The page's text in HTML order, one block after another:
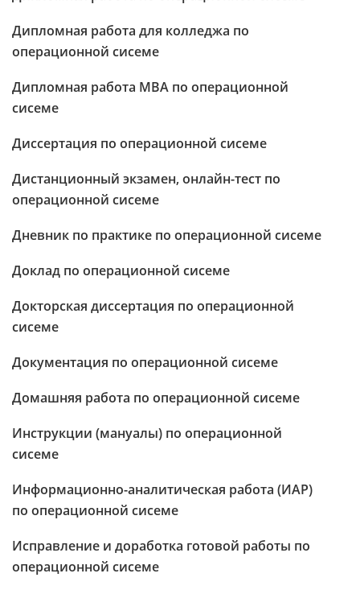
Дипломная работа для колледжа по
операционной сисеме
Дипломная работа МВА по операционной
сисеме
Диссертация по операционной сисеме
Дистанционный экзамен, онлайн-тест по
операционной сисеме
Дневник по практике по операционной сисеме
Доклад по операционной сисеме
Докторская диссертация по операционной
сисеме
Документация по операционной сисеме
Домашняя работа по операционной сисеме
Инструкции (мануалы) по операционной
сисеме
Информационно-аналитическая работа (ИАР)
по операционной сисеме
Исправление и доработка готовой работы по
операционной сисеме